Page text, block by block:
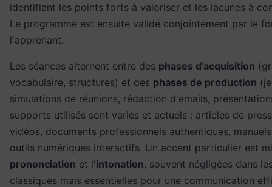
identifiant les points forts à valoriser et les lacunes à
Le programme est ensuite validé conjointement par le
l'apprenant.
Les séances alternent entre des phases d'acquisition
vocabulaire, structures) et des phases de production
simulations de réunions, rédaction d'emails,
supports utilisés sont variés et actuels : articles de
vidéos, documents professionnels authentiques,
outils numériques interactifs. Un accent particulier est
prononciation et l'intonation, souvent négligées dans
classiques mais essentielles pour une communication